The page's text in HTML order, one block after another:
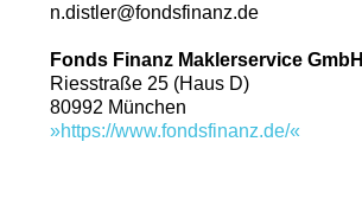
n.distler@fondsfinanz.de
Fonds Finanz Maklerservice GmbH
Riesstraße 25 (Haus D)
80992 München
https://www.fondsfinanz.de/